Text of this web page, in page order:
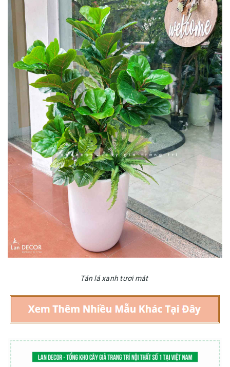
Tán lá xanh tươi mát